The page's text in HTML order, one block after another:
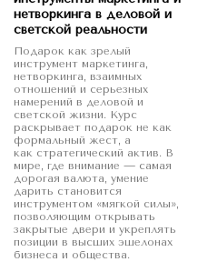
нетворкинга в деловой и
светской реальности
Подарок как зрелый
инструмент маркетинга,
нетворкинга, взаимных
отношений и серьезных
намерений в деловой и
светской жизни. Курс
раскрывает подарок не как
формальный жест, а
как стратегический актив. В
мире, где внимание — самая
дорогая валюта, умение
дарить становится
инструментом «мягкой силы»,
позволяющим открывать
закрытые двери и укреплять
позиции в высших эшелонах
бизнеса и общества.